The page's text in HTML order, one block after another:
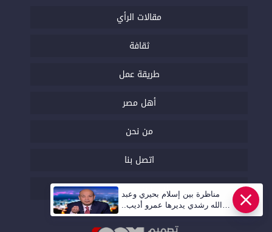
مقالات الرأي
ثقافة
طريقة عمل
أهل مصر
من نحن
اتصل بنا
السياسة التحريرية
مناظرة بين إسلام بحيري وعبد
الله رشدي يديرها عمرو أديب..
قريبا | أهل مصر